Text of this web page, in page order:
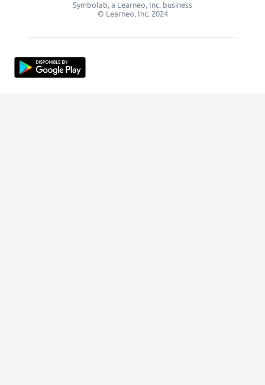
Symbolab, a Learneo, Inc. business
© Learneo, Inc. 2024